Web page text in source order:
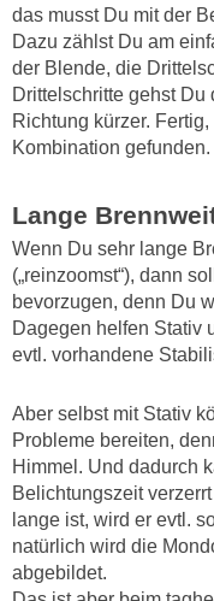
das musst Du mit der
Dazu zählst Du am
der Blende, die
Drittelschritte gehst
Richtung kürzer.
Kombination gefunden.
Lange
Wenn Du sehr lange
(„reinzoomst“), dann
bevorzugen, denn Du
Dagegen helfen Stativ
evtl. vorhandene
Aber selbst mit Stativ
Probleme bereiten,
Himmel. Und dadurch
Belichtungszeit
lange ist, wird er evtl.
natürlich wird die
abgebildet.